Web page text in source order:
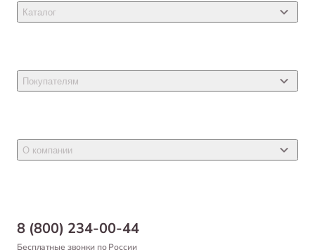
8 (800) 234-00-44
Бесплатные звонки по России
Каталог
Товары для собак
Товары для птиц
Покупателям
Новости
Самовывоз
Оформление заказа
О компании
Благотворительный фонд